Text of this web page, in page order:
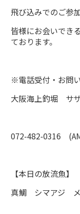
飛び込みでのご参
皆様にお会いでき
ております。
※電話受付・お問
大阪海上釣堀
072-482-0316
【本日の放流魚】
真鯛 シマアジ